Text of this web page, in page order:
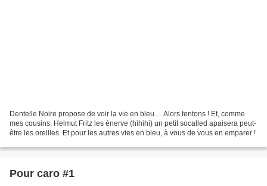
Dentelle Noire propose de voir la vie en bleu… Alors tentons ! Et, comme
mes cousins, Helmut Fritz les énerve (hihihi) un petit socalled apaisera peut-
être les oreilles. Et pour les autres vies en bleu, à vous de vous en emparer !
Pour caro #1